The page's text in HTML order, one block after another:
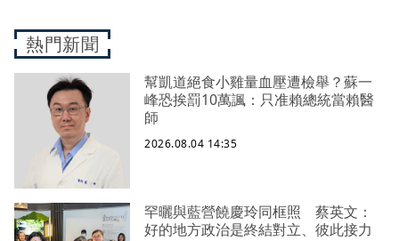
熱門新聞
幫凱道絕食小雞量血壓遭檢舉？蘇一
峰恐挨罰10萬諷：只准賴總統當賴醫
師
2026.08.04 14:35
罕曬與藍營饒慶玲同框照 蔡英文：
好的地方政治是終結對立、彼此接力